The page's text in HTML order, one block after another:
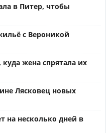
в Питер, чтобы
с Вероникой
жена спрятала их
Лясковец новых
на несколько дней в